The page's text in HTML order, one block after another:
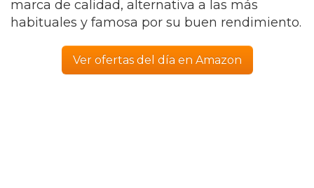
marca de calidad, alternativa a las más
habituales y famosa por su buen rendimiento.
Ver ofertas del día en Amazon